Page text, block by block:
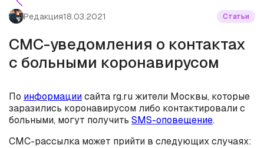
Редакция18.03.2021 Статьи
СМС-уведомления о контактах
с больными коронавирусом
По информациисайта rg.ru жители Москвы, которые
заразились коронавирусом либо контактировали с
больными, могут получить SMS-оповещение.
СМС-рассылка может прийти в следующих случаях: